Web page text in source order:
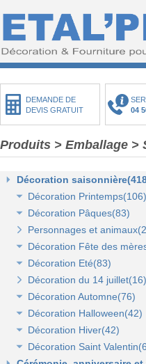
DEMANDE DE
DEVIS GRATUIT
04
Produits > Emballage >
Décoration
Décoration Printemps(106)
Décoration vitrine de
Arbres et plantes
Bouquets fleurs et
Mini-maisons et
Pelouses mousses et
Décoration Pâques(83)
Décoration vitrine de
Décors de Pâques : les
Décors Pâques : Les
Décor naturel et floral
Décoration de table de
Personnages et
Décoration Fête des
Décor vitrine de fête
Décors Fête des mères
Décoration Eté(83)
Décoration vitrine
Décors mer et plage(26)
Lanterne, lampion, déco
Eclairage électrique
Décoration du 14 juillet(16)
Décoration Automne(76)
Décoration vitrine
Décors automne(62)
Décoration Halloween(42)
Décor vitrine
Décor halloween(36)
Décoration Hiver(42)
Décoration vitrine
Décoration Saint